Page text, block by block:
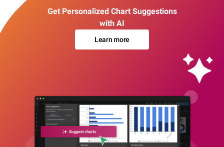
Get Personalized Chart Suggestions
with AI
Learn more